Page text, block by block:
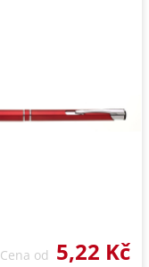
Cena od 5,22 Kč